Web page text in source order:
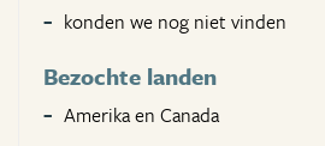
konden we nog niet vinden
Bezochte landen
Amerika en Canada